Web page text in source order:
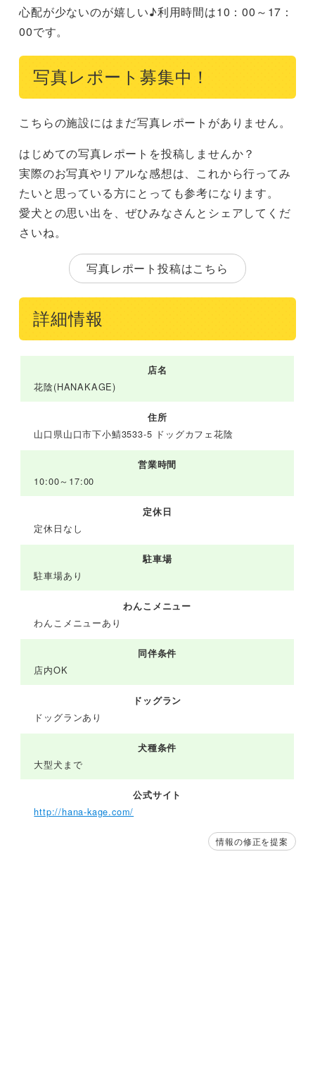
心配が少ないのが嬉しい♪利用時間は10：00～17：
00です。
写真レポート募集中！
こちらの施設にはまだ写真レポートがありません。
はじめての写真レポートを投稿しませんか？
実際のお写真やリアルな感想は、これから行ってみ
たいと思っている方にとっても参考になります。
愛犬との思い出を、ぜひみなさんとシェアしてくだ
さいね。
写真レポート投稿はこちら
詳細情報
店名
花陰(HANAKAGE)
住所
山口県山口市下小鯖3533-5 ドッグカフェ花陰
営業時間
10:00～17:00
定休日
定休日なし
駐車場
駐車場あり
わんこメニュー
わんこメニューあり
同伴条件
店内OK
ドッグラン
ドッグランあり
犬種条件
大型犬まで
公式サイト
http://hana-kage.com/
情報の修正を提案